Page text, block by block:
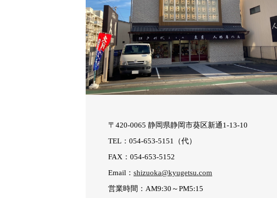
〒420-0065 静岡県静岡市葵区新通1-13-10
TEL：054-653-5151（代）
FAX：054-653-5152
Email： shizuoka@kyugetsu.com
営業時間：AM9:30～PM5:15